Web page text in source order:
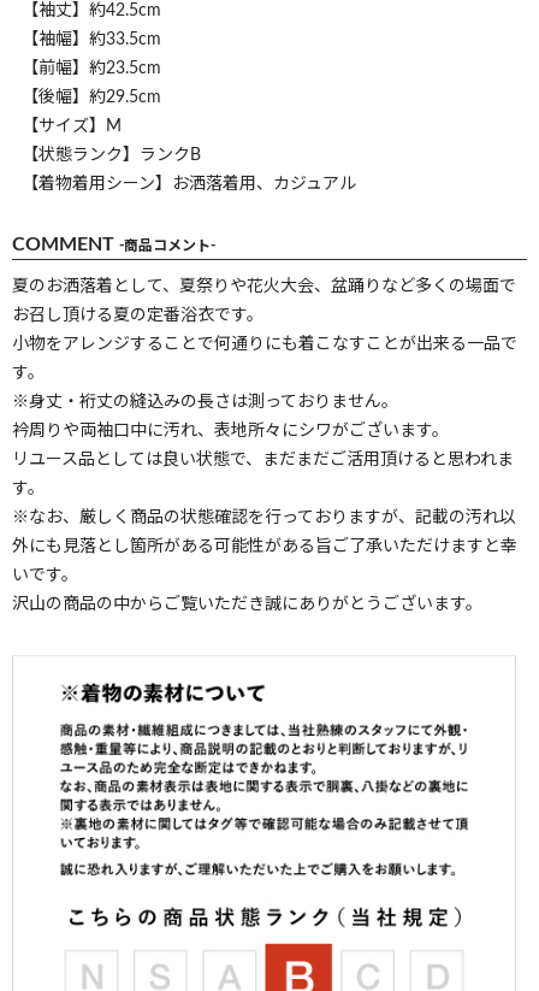
【袖丈】約42.5cm
【袖幅】約33.5cm
【前幅】約23.5cm
【後幅】約29.5cm
【サイズ】M
【状態ランク】ランクB
【着物着用シーン】お洒落着用、カジュアル
COMMENT -商品コメント-
夏のお洒落着として、夏祭りや花火大会、盆踊りなど多くの場面で
お召し頂ける夏の定番浴衣です。
小物をアレンジすることで何通りにも着こなすことが出来る一品で
す。
※身丈・裄丈の縫込みの長さは測っておりません。
衿周りや両袖口中に汚れ、表地所々にシワがございます。
リユース品としては良い状態で、まだまだご活用頂けると思われま
す。
※なお、厳しく商品の状態確認を行っておりますが、記載の汚れ以
外にも見落とし箇所がある可能性がある旨ご了承いただけますと幸
いです。
沢山の商品の中からご覧いただき誠にありがとうございます。